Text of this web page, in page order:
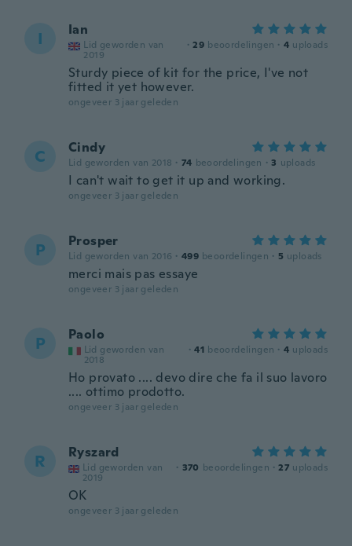
I Ian
Lid geworden van
2019
· 29 beoordelingen · 4 uploads
Sturdy piece of kit for the price, I've not
fitted it yet however.
ongeveer 3 jaar geleden
C Cindy
Lid geworden van 2018 · 74 beoordelingen · 3 uploads
I can't wait to get it up and working.
ongeveer 3 jaar geleden
P Prosper
Lid geworden van 2016 · 499 beoordelingen · 5 uploads
merci mais pas essaye
ongeveer 3 jaar geleden
P Paolo
Lid geworden van
2018
· 41 beoordelingen · 4 uploads
Ho provato .... devo dire che fa il suo lavoro
.... ottimo prodotto.
ongeveer 3 jaar geleden
R Ryszard
Lid geworden van
2019
· 370 beoordelingen · 27 uploads
OK
ongeveer 3 jaar geleden